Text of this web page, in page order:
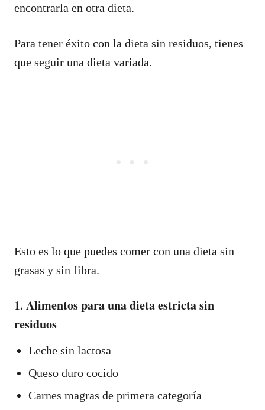
encontrarla en otra dieta.
Para tener éxito con la dieta sin residuos, tienes
que seguir una dieta variada.
Esto es lo que puedes comer con una dieta sin
grasas y sin fibra.
1. Alimentos para una dieta estricta sin
residuos
Leche sin lactosa
Queso duro cocido
Carnes magras de primera categoría